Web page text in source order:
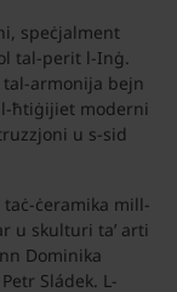
speċjalment
tal-perit l-Inġ.
tal-armonija bejn
ħtiġijiet moderni
u s-sid
ċeramika mill-
u skulturi ta’ arti
Dominika
Sládek. L-